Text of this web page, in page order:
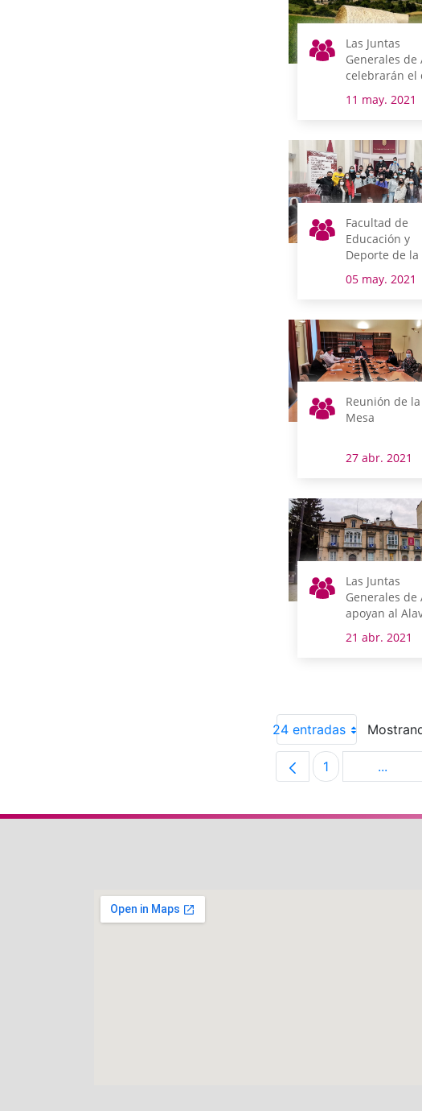
Las Juntas
Generales de
celebrarán el
tradicional de
en Zigotia
11 may. 2021
Facultad de
Educación y
Deporte de la
05 may. 2021
Reunión de la
Mesa
27 abr. 2021
Las Juntas
Generales de
apoyan al
ante el final
temporada
21 abr. 2021
24 entradas
Página
1 ...